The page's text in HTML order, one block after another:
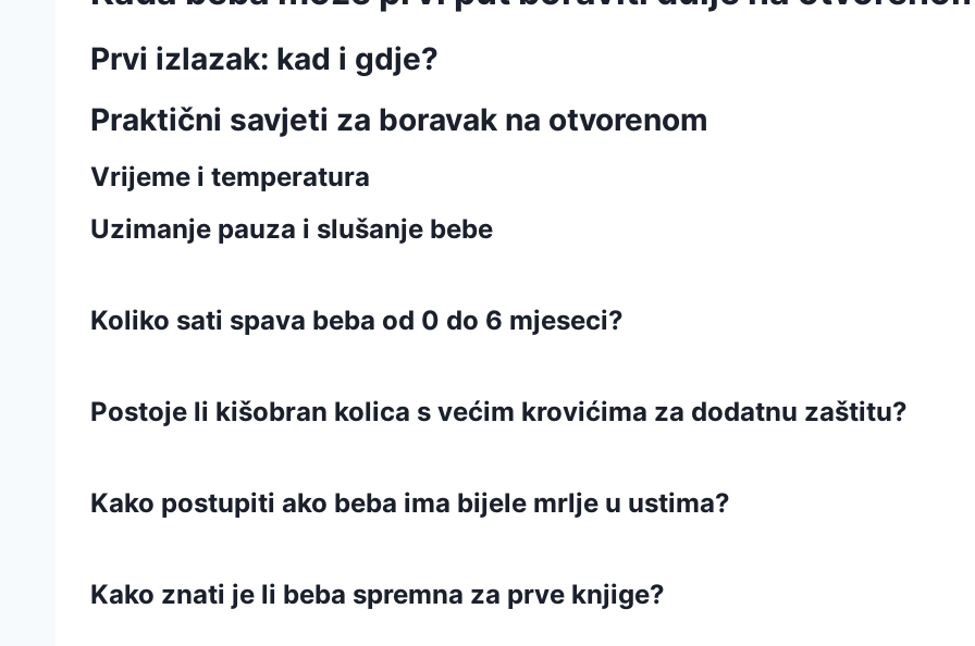
Prvi izlazak: kad i gdje?
Praktični savjeti za boravak na otvorenom
Vrijeme i temperatura
Uzimanje pauza i slušanje bebe
Koliko sati spava beba od 0 do 6 mjeseci?
Postoje li kišobran kolica s većim krovićima za dodatnu zaštitu?
Kako postupiti ako beba ima bijele mrlje u ustima?
Kako znati je li beba spremna za prve knjige?